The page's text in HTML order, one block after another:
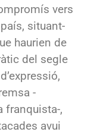
vers
situant-
haurien de
del segle
-
franquista-,
avui